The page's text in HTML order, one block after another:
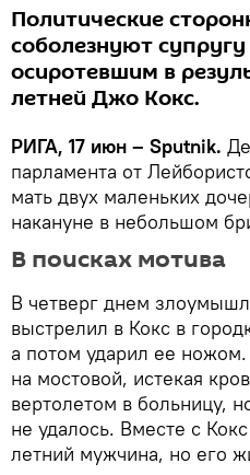
Политические
соболезнуют
осиротевшим в
летней Джо Кокс.
РИГА, 17 июн – Sputnik.
парламента от
мать двух маленьких
накануне в небольшом
В поисках мотива
В четверг днем
выстрелил в Кокс в
а потом ударил ее
на мостовой, истекая
вертолетом в больницу,
не удалось. Вместе с
летний мужчина, но его